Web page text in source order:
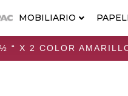
MOBILIARIO
“ X 2 COLOR